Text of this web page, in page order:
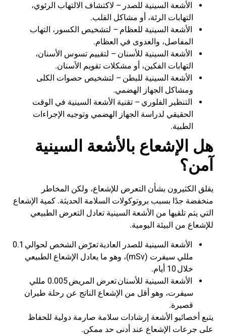
الأشعة السينية للصدر – لاكتشاف الالتهاب الرئوي،
التهابات الرئة، أو مشاكل القلب.
الأشعة السينية للعظام – لتشخيص الكسور، التهاب
المفاصل، والعدوى في العظام.
الأشعة السينية للأسنان – لتقييم تسوس الأسنان،
التهابات الفكين، أو مشكلات تقويم الأسنان.
الأشعة السينية للبطن – لتشخيص حصوات الكلى
ومشاكل الجهاز الهضمي.
التنظير الفلوري – تقنية الأشعة السينية في الوقت
الحقيقي لدراسة الجهاز الهضمي وتوجيه الإجراءات
الطبية.
هل الإشعاع بالأشعة السينية
آمن؟
يقلق الكثيرون بشأن التعرض للإشعاع، ولكن المخاطر
منخفضة جدًا بسبب بروتوكولات السلامة الحديثة. كمية الإشعاع
التي يتم تلقيها من الأشعة السينية تعادل التعرض الطبيعي
للإشعاع من البيئة اليومية.
الأشعة السينية للصدر العاديةتعرّض الشخص لحوالي 0.1
مللي سيفرت (mSv)
، وهو ما يعادل الإشعاع الطبيعي
خلال 10 أيام.
الأشعة السينية للأسنانتعرض المريض0.005 مللي
سيفرت، وهو أقل من الإشعاع الناتج عن رحلة طيران
قصيرة.
يتبع أخصائيو الأشعة إرشادات سلامة صارمة دولية للحفاظ
على جرعات الإشعاع عند أدنى حد ممكن.